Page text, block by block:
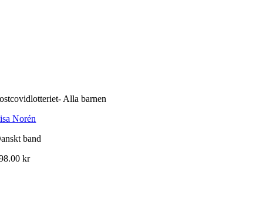
Alla barnen
Norén
band
kr